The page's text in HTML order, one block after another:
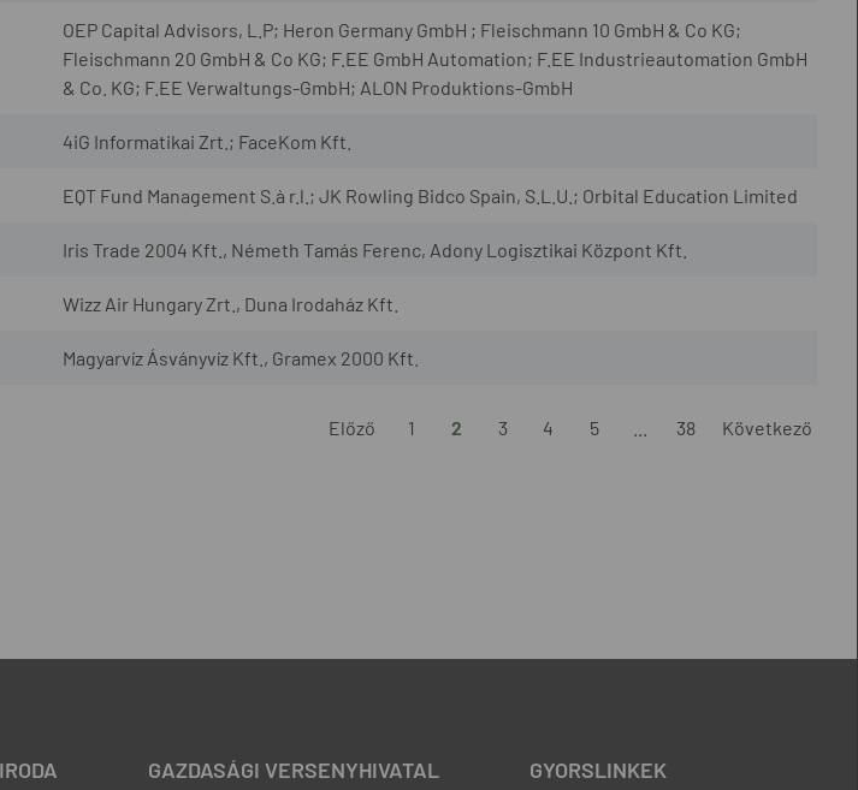
OEP Capital Advisors, L.P; Heron Germany GmbH ; Fleischmann 10 GmbH & Co KG;
Fleischmann 20 GmbH & Co KG; F.EE GmbH Automation; F.EE Industrieautomation GmbH
& Co. KG; F.EE Verwaltungs-GmbH; ALON Produktions-GmbH
4iG Informatikai Zrt.; FaceKom Kft.
EQT Fund Management S.à r.l.; JK Rowling Bidco Spain, S.L.U.; Orbital Education Limited
Iris Trade 2004 Kft., Németh Tamás Ferenc, Adony Logisztikai Központ Kft.
Wizz Air Hungary Zrt., Duna Irodaház Kft.
Magyarvíz Ásványvíz Kft., Gramex 2000 Kft.
Előző 1 2 3 4 5 38 Következő
GAZDASÁGI VERSENYHIVATAL GYORSLINKEK